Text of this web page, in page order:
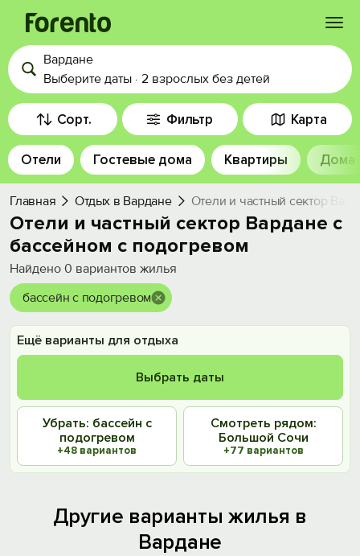
Войти
Избранное
История просмотра
Добавить свой объект
Вардане
Выберите даты · 2 взрослых без детей
Сорт. Фильтр Карта
Отели Гостевые дома Квартиры Дома
Главная Отдых в Вардане Отели и частный сектор
Отели и частный сектор Вардане с
бассейном с подогревом
Найдено 0 вариантов жилья
бассейн с подогревом
Ещё варианты для отдыха
Выбрать даты
Убрать: бассейн с
подогревом
+48 вариантов
Смотреть рядом:
Большой Сочи
+77 вариантов
Другие варианты жилья в
Вардане